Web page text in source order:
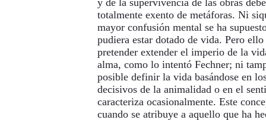
y de la supervivencia de las obras
totalmente exento de metáforas. Ni
mayor confusión mental se ha
pudiera estar dotado de vida. Pero
pretender extender el imperio de la
alma, como lo intentó Fechner; ni
posible definir la vida basándose en
decisivos de la animalidad o en el
caracteriza ocasionalmente. Este
cuando se atribuye a aquello que ha